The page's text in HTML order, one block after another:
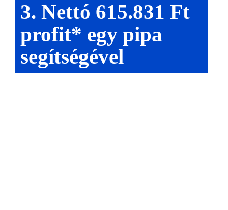
3. Nettó 615.831 Ft
profit* egy pipa
segítségével